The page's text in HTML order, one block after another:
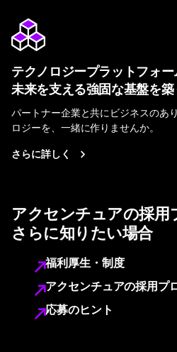
テクノロジープラットフォー
未来を支える強固な基盤を築
パートナー企業と共にビジネスのあ
ロジーを、一緒に作りませんか。
さらに詳しく
アクセンチュアの採用
さらに知りたい場合
福利厚生・制度
アクセンチュアの採用プ
応募のヒント